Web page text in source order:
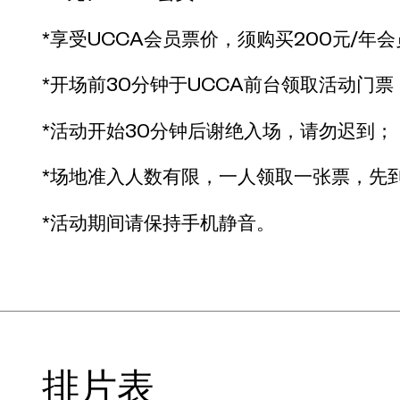
*享受UCCA会员票价，须购买200元/年会
*开场前30分钟于UCCA前台领取活动门票
*活动开始30分钟后谢绝入场，请勿迟到；
*场地准入人数有限，一人领取一张票，先
*活动期间请保持手机静音。
排片表